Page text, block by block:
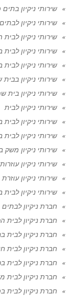
שירותי ניקיון
שירותי ניקיון
שירותי ניקיון לבית
שירותי ניקיון לבית
שירותי ניקיון
שירותי ניקיון בבית
שירותי ניקיון בית
שירותי ניקיון לבית
שירותי ניקיון לבית
שירותי ניקיון
שירותי ניקיון משק
שירותי ניקיון
שירותי ניקיון
שירותי ניקיון
חברת ניקיון
חברת ניקיון לבית
חברת ניקיון לבית
חברת ניקיון לבית
חברת ניקיון לבית
חברת ניקיון לבית
חברת ניקיון לבית